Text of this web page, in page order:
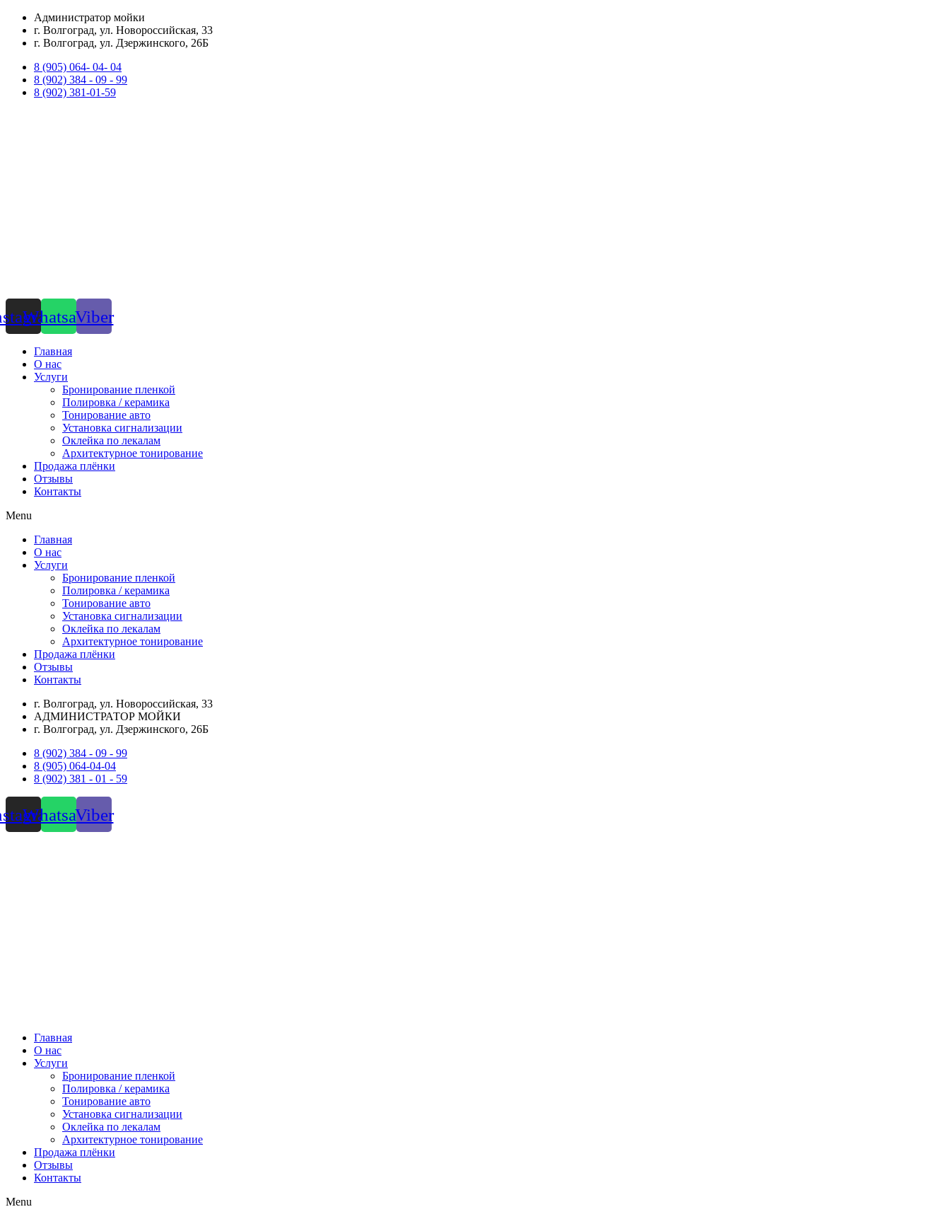
Перейти
содержимому
Администратор мойки
г. Волгоград, ул. Новороссийская, 33
г. Волгоград, ул. Дзержинского, 26Б
8 (905) 064- 04- 04
8 (902) 384 - 09 - 99
8 (902) 381-01-59
WhatsappViber
Главная
О нас
Услуги
Бронирование пленкой
Полировка / керамика
Тонирование авто
Установка сигнализации
Оклейка по лекалам
Архитектурное тонирование
Продажа плёнки
Отзывы
Контакты
Menu
Главная
О нас
Услуги
Бронирование пленкой
Полировка / керамика
Тонирование авто
Установка сигнализации
Оклейка по лекалам
Архитектурное тонирование
Продажа плёнки
Отзывы
Контакты
г. Волгоград, ул. Новороссийская, 33
АДМИНИСТРАТОР МОЙКИ
г. Волгоград, ул. Дзержинского, 26Б
8 (902) 384 - 09 - 99
8 (905) 064-04-04
8 (902) 381 - 01 - 59
WhatsappViber
Главная
О нас
Услуги
Бронирование пленкой
Полировка / керамика
Тонирование авто
Установка сигнализации
Оклейка по лекалам
Архитектурное тонирование
Продажа плёнки
Отзывы
Контакты
Menu